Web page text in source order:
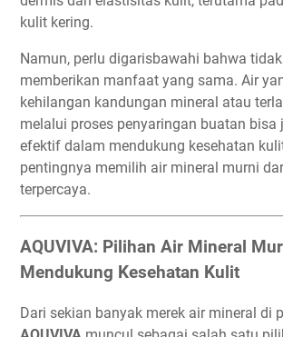
kulit kering.
Namun, perlu digarisbawahi bahwa
memberikan manfaat yang sama. Air
kehilangan kandungan mineral atau
melalui proses penyaringan buatan bisa
efektif dalam mendukung kesehatan
pentingnya memilih air mineral murni
terpercaya.
AQUVIVA: Pilihan Air Mineral
Mendukung Kesehatan Kulit
Dari sekian banyak merek air mineral di